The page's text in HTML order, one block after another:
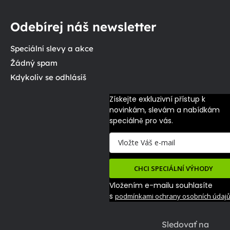
Sledovať na
Odebírej náš newsletter
Speciální slevy a akce
Žádný spam
Kdykoliv se odhlásíš
Získejte exkluzivní přístup k
novinkám, slevám a nabídkám
speciálně pro vás.
CHCI SPECIÁLNÍ VÝHODY
Vložením e-mailu souhlasíte
s podmínkami ochrany osobních údajů